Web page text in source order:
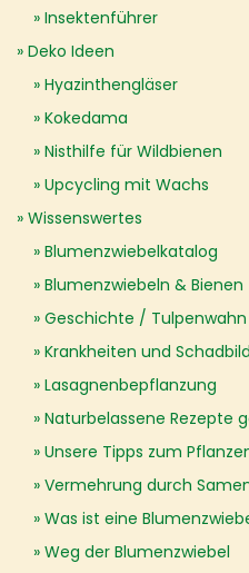
Insektenführer
Deko Ideen
Hyazinthengläser
Kokedama
Nisthilfe für Wildbienen
Upcycling mit Wachs
Wissenswertes
Blumenzwiebelkatalog
Blumenzwiebeln & Bienen
Geschichte / Tulpenwahn
Krankheiten und
Lasagnenbepflanzung
Naturbelassene Rezepte
Unsere Tipps zum
Vermehrung durch
Was ist eine
Weg der Blumenzwiebel